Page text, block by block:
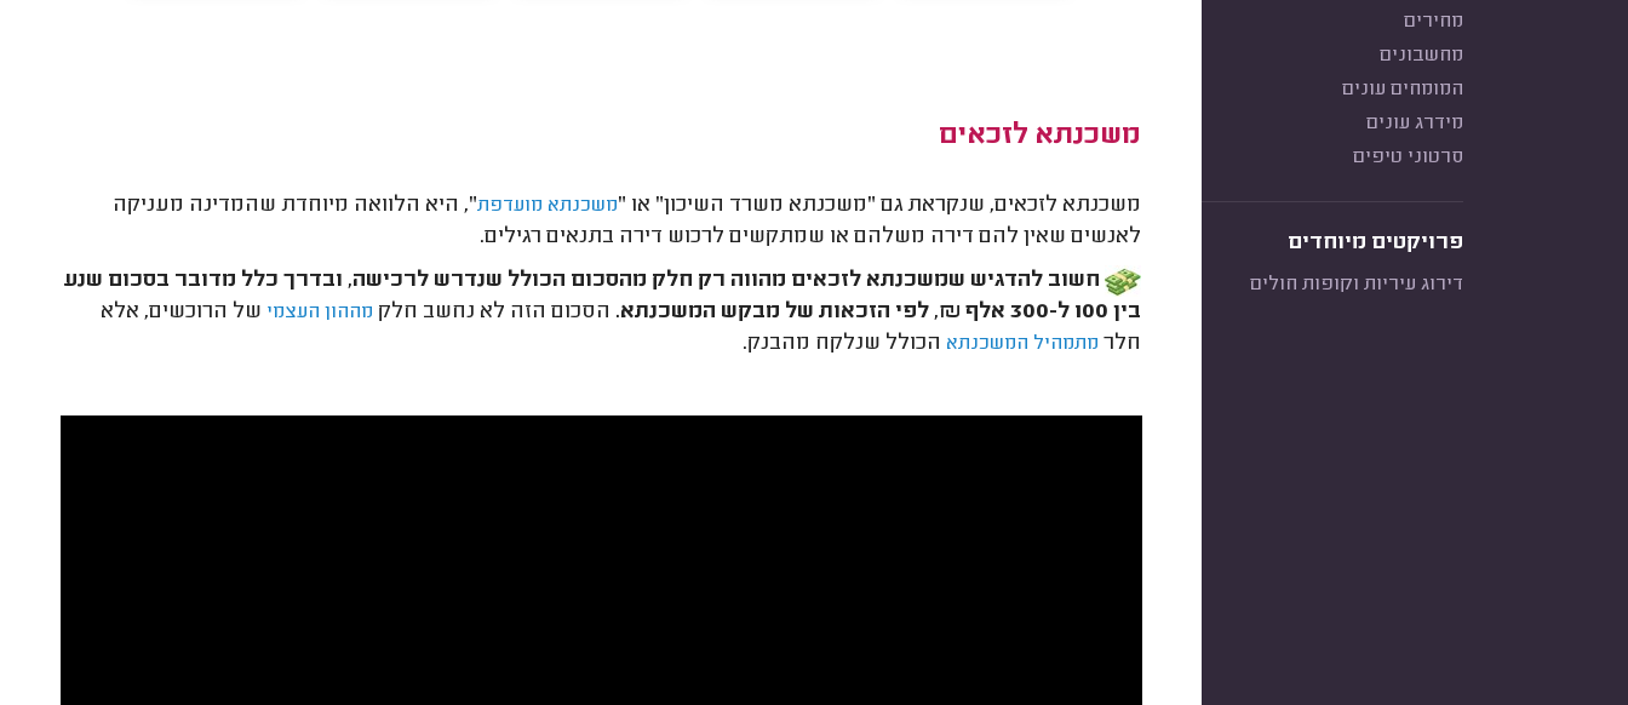
מחירים
מחשבונים
המומחים עונים
מידרג עונים
סרטוני טיפים
פרויקטים מיוחדים
דירוג עיריות וקופות חולים
משכנתא לזכאים
משכנתא לזכאים, שנקראת גם "משכנתא משרד השיכון" או "משכנתא מועדפת", היא הלוואה מיוחדת שהמדינה מעניקה
לאנשים שאין להם דירה משלהם או שמתקשים לרכוש דירה בתנאים רגילים.
חשוב להדגיש שמשכנתא לזכאים מהווה רק חלק מהסכום הכולל שנדרש לרכישה, ובדרך כלל מדובר בסכום שנע
בין 100 ל-300 אלף ₪
, לפי הזכאות של מבקש המשכנתא. הסכום הזה לא נחשב חלק מההון העצמי של הרוכשים, אלא
חלר מתמהיל המשכנתא הכולל שנלקח מהבנק.